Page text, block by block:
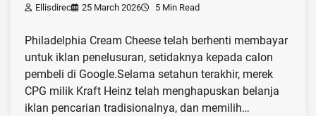
Ellisdirec 25 March 2026 5 Min Read
Philadelphia Cream Cheese telah berhenti membayar
untuk iklan penelusuran, setidaknya kepada calon
pembeli di Google.Selama setahun terakhir, merek
CPG milik Kraft Heinz telah menghapuskan belanja
iklan pencarian tradisionalnya, dan memilih…